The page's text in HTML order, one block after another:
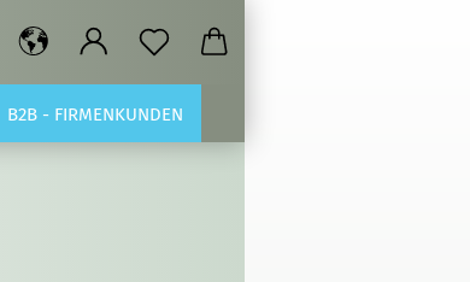
B2B - FIRMENKUNDEN